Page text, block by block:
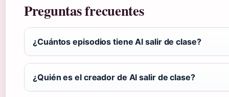
Preguntas frecuentes
¿Cuántos episodios tiene Al salir de clase?
¿Quién es el creador de Al salir de clase?